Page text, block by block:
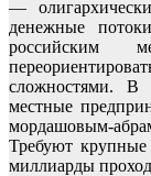
—
денежные
российским
сложностями. В
местные
мордашовым-
Требуют
миллиарды